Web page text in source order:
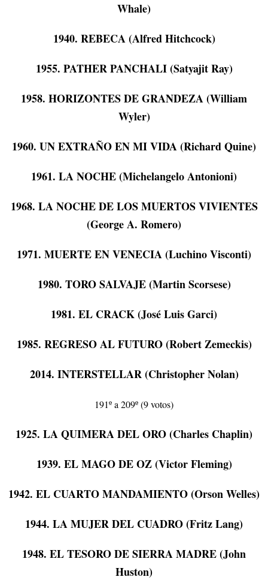
Whale)
1940. REBECA (Alfred Hitchcock)
1955. PATHER PANCHALI (Satyajit Ray)
1958. HORIZONTES DE GRANDEZA (William
Wyler)
1960. UN EXTRAÑO EN MI VIDA (Richard Quine)
1961. LA NOCHE (Michelangelo Antonioni)
1968. LA NOCHE DE LOS MUERTOS VIVIENTES
(George A. Romero)
1971. MUERTE EN VENECIA (Luchino Visconti)
1980. TORO SALVAJE (Martin Scorsese)
1981. EL CRACK (José Luis Garci)
1985. REGRESO AL FUTURO (Robert Zemeckis)
2014. INTERSTELLAR (Christopher Nolan)
191º a 209º (9 votos)
1925. LA QUIMERA DEL ORO (Charles Chaplin)
1939. EL MAGO DE OZ (Victor Fleming)
1942. EL CUARTO MANDAMIENTO (Orson Welles)
1944. LA MUJER DEL CUADRO (Fritz Lang)
1948. EL TESORO DE SIERRA MADRE (John
Huston)